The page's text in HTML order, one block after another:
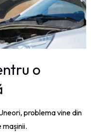
o
problema vine din